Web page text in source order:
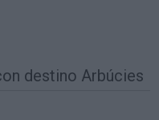
destino Arbúcies